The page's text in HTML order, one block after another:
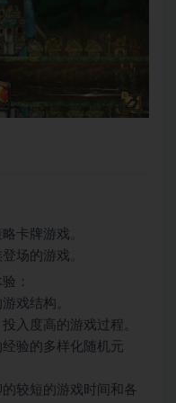
卡牌游戏。
场的游戏。
：
戏结构。
入度高的游戏过程。
验的多样化随机元
较短的游戏时间和各